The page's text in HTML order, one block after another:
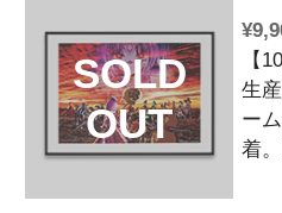
SOLD
OUT